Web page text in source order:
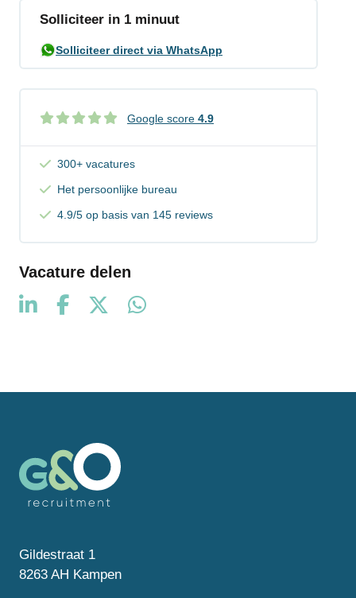
Solliciteer in 1 minuut
Solliciteer direct via WhatsApp
Google score 4.9
300+ vacatures
Het persoonlijke bureau
4.9/5 op basis van 145 reviews
Vacature delen
Gildestraat 1
8263 AH Kampen